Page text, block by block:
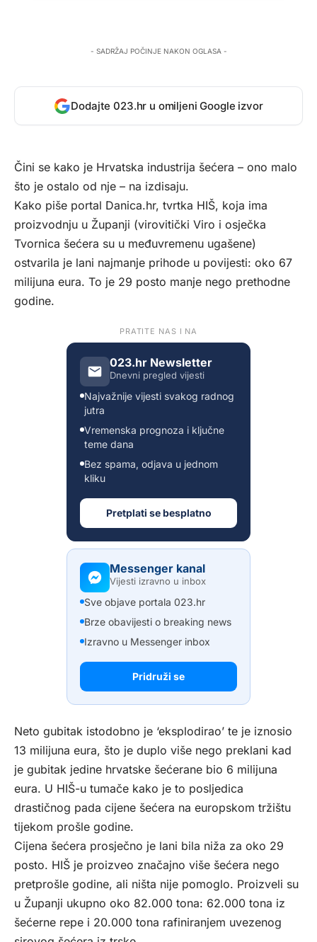
- SADRŽAJ POČINJE NAKON OGLASA -
Dodajte 023.hr u omiljeni Google izvor
Čini se kako je Hrvatska industrija šećera – ono malo
što je ostalo od nje – na izdisaju.
Kako piše portal Danica.hr, tvrtka HIŠ, koja ima
proizvodnju u Županji (virovitički Viro i osječka
Tvornica šećera su u međuvremenu ugašene)
ostvarila je lani najmanje prihode u povijesti: oko 67
milijuna eura. To je 29 posto manje nego prethodne
godine.
PRATITE NAS I NA
023.hr Newsletter
Dnevni pregled vijesti
Najvažnije vijesti svakog radnog
jutra
Vremenska prognoza i ključne
teme dana
Bez spama, odjava u jednom
kliku
Pretplati se besplatno
Messenger kanal
Vijesti izravno u inbox
Sve objave portala 023.hr
Brze obavijesti o breaking news
Izravno u Messenger inbox
Pridruži se
Neto gubitak istodobno je ‘eksplodirao’ te je iznosio
13 milijuna eura, što je duplo više nego preklani kad
je gubitak jedine hrvatske šećerane bio 6 milijuna
eura. U HIŠ-u tumače kako je to posljedica
drastičnog pada cijene šećera na europskom tržištu
tijekom prošle godine.
Cijena šećera prosječno je lani bila niža za oko 29
posto. HIŠ je proizveo značajno više šećera nego
pretprošle godine, ali ništa nije pomoglo. Proizveli su
u Županji ukupno oko 82.000 tona: 62.000 tona iz
šećerne repe i 20.000 tona rafiniranjem uvezenog